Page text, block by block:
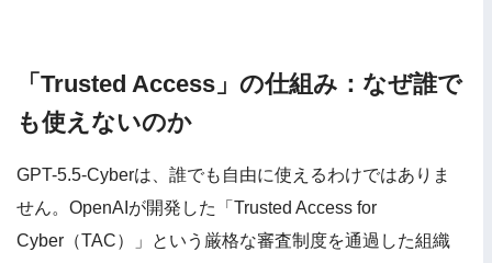
「Trusted Access」の仕組み：なぜ誰で
も使えないのか
GPT-5.5-Cyberは、誰でも自由に使えるわけではありま
せん。OpenAIが開発した「Trusted Access for
Cyber（TAC）」という厳格な審査制度を通過した組織